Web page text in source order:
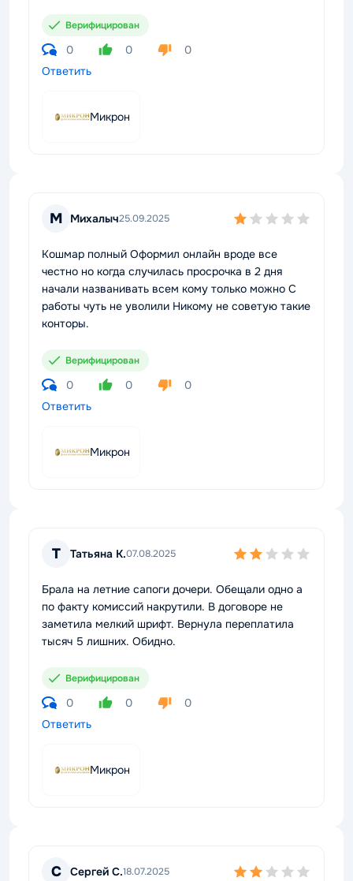
Верифицирован
0 0
0
Ответить
Микрон
М Михалыч25.09.2025
Кошмар полный Оформил онлайн вроде все
честно но когда случилась просрочка в 2 дня
начали названивать всем кому только можно С
работы чуть не уволили Никому не советую такие
конторы.
Верифицирован
0 0
0
Ответить
Микрон
Т Татьяна К.07.08.2025
Брала на летние сапоги дочери. Обещали одно а
по факту комиссий накрутили. В договоре не
заметила мелкий шрифт. Вернула переплатила
тысяч 5 лишних. Обидно.
Верифицирован
0 0
0
Ответить
Микрон
С Сергей С.18.07.2025